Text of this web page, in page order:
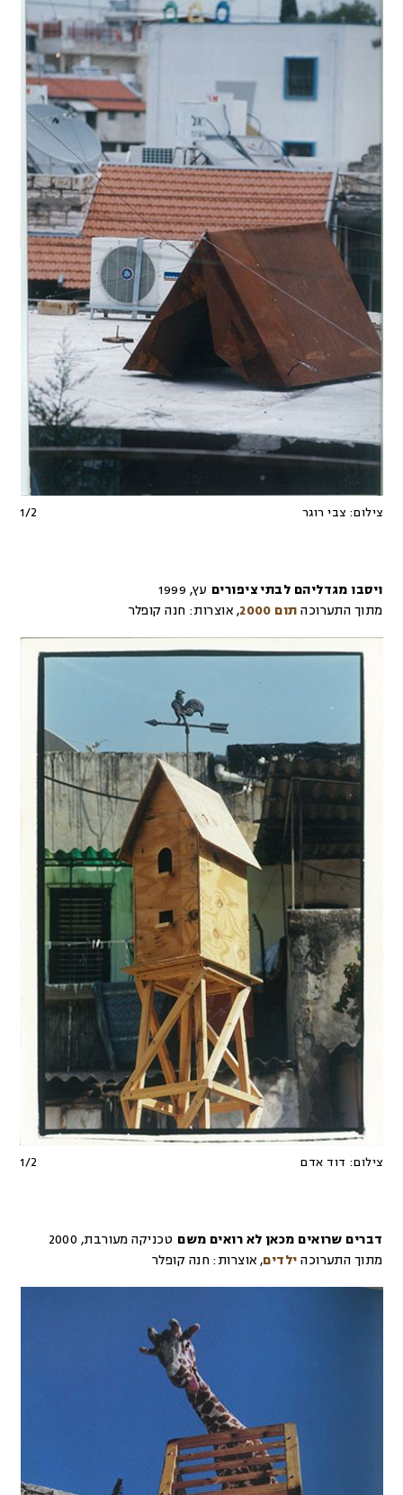
צילום: צבי רוגר 1/2
ויסבו מגדליהם לבתי ציפורים עץ,
1999
מתוך התערוכה תום 2000 , אוצרות: חנה קופלר
צילום: דוד אדם 1/2
דברים שרואים מכאן לא רואים משם טכניקה מעורבת,
2000
מתוך התערוכה ילדים, אוצרות: חנה קופלר